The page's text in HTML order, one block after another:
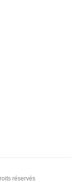
réservés